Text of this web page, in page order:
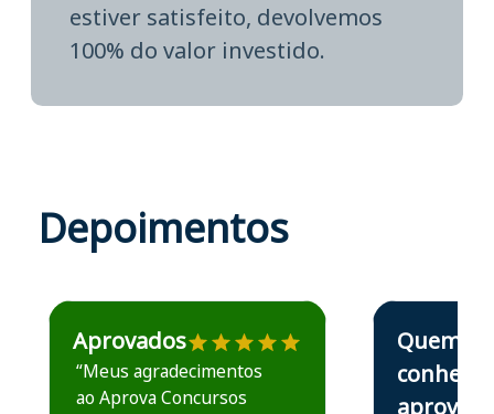
estiver satisfeito, devolvemos
100% do valor investido.
Depoimentos
Estudante José recomenda o Aprova Concursos em
Aprovados
“Meus agradecimentos
ao Aprova Concursos
Estudante Elais
Quem
conhece,
aprova